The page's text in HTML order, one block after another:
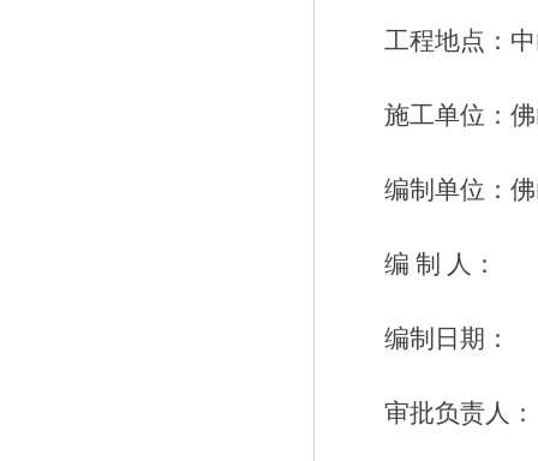
工程地点：
施工单位：
编制单位：
编 制 人：
编制日期：
审批负责人：